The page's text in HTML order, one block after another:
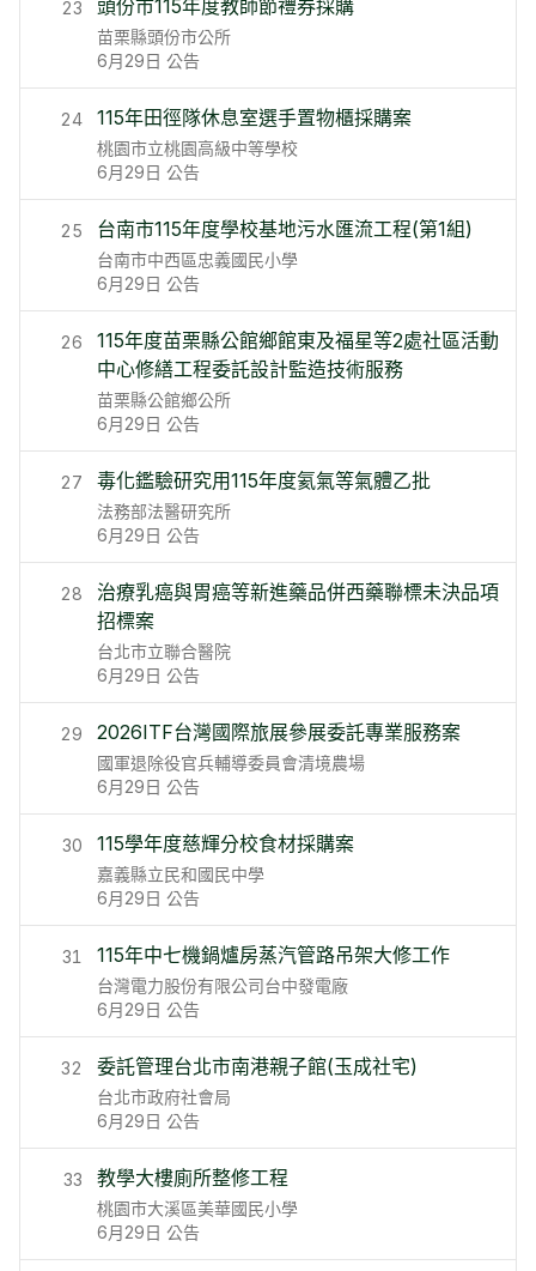
23 頭份市115年度教師節禮券採購
苗栗縣頭份市公所
6月29日 公告
24 115年田徑隊休息室選手置物櫃採購案
桃園市立桃園高級中等學校
6月29日 公告
25 台南市115年度學校基地污水匯流工程(第1組)
台南市中西區忠義國民小學
6月29日 公告
26
115年度苗栗縣公館鄉館東及福星等2處社區活動
中心修繕工程委託設計監造技術服務
苗栗縣公館鄉公所
6月29日 公告
27 毒化鑑驗研究用115年度氦氣等氣體乙批
法務部法醫研究所
6月29日 公告
28
治療乳癌與胃癌等新進藥品併西藥聯標未決品項
招標案
台北市立聯合醫院
6月29日 公告
29 2026ITF台灣國際旅展參展委託專業服務案
國軍退除役官兵輔導委員會清境農場
6月29日 公告
30 115學年度慈輝分校食材採購案
嘉義縣立民和國民中學
6月29日 公告
31 115年中七機鍋爐房蒸汽管路吊架大修工作
台灣電力股份有限公司台中發電廠
6月29日 公告
32 委託管理台北市南港親子館(玉成社宅)
台北市政府社會局
6月29日 公告
33 教學大樓廁所整修工程
桃園市大溪區美華國民小學
6月29日 公告